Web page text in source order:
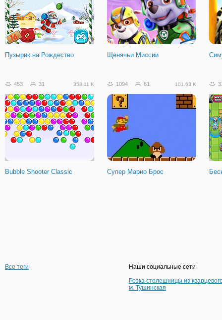
Пузырик на Рождество Щенячьи Миссии
453 31 358.11 K
Bubble Shooter Classic
1094 81 101.63 K
Супер Марио Брос
Все теги
Наши социальные сети
Резка столешницы из
м. Тушинская